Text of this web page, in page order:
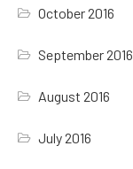
October 2016
September 2016
August 2016
July 2016